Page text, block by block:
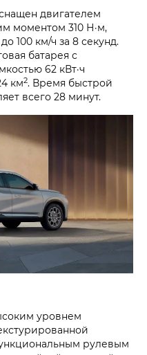
двигателем
моментом 310 Н·м,
100 км/ч за 8 секунд.
батарея с
62 кВт·ч
км2. Время быстрой
всего 28 минут.
уровнем
рулевым